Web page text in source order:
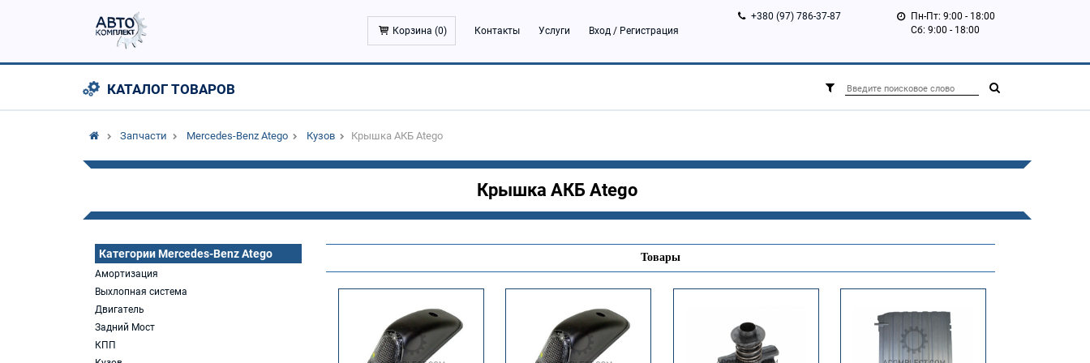
Корзина (0) Контакты Услуги Вход / Регистрация
+380 (97) 786-37-87
Пн-Пт: 9:00 - 18:00
Сб: 9:00 - 18:00
КАТАЛОГ ТОВАРОВ
Запчасти Mercedes-Benz Atego Кузов Крышка АКБ Atego
Крышка АКБ Atego
Категории Mercedes-Benz Atego
Амортизация
Выхлопная система
Двигатель
Задний Мост
КПП
Товары